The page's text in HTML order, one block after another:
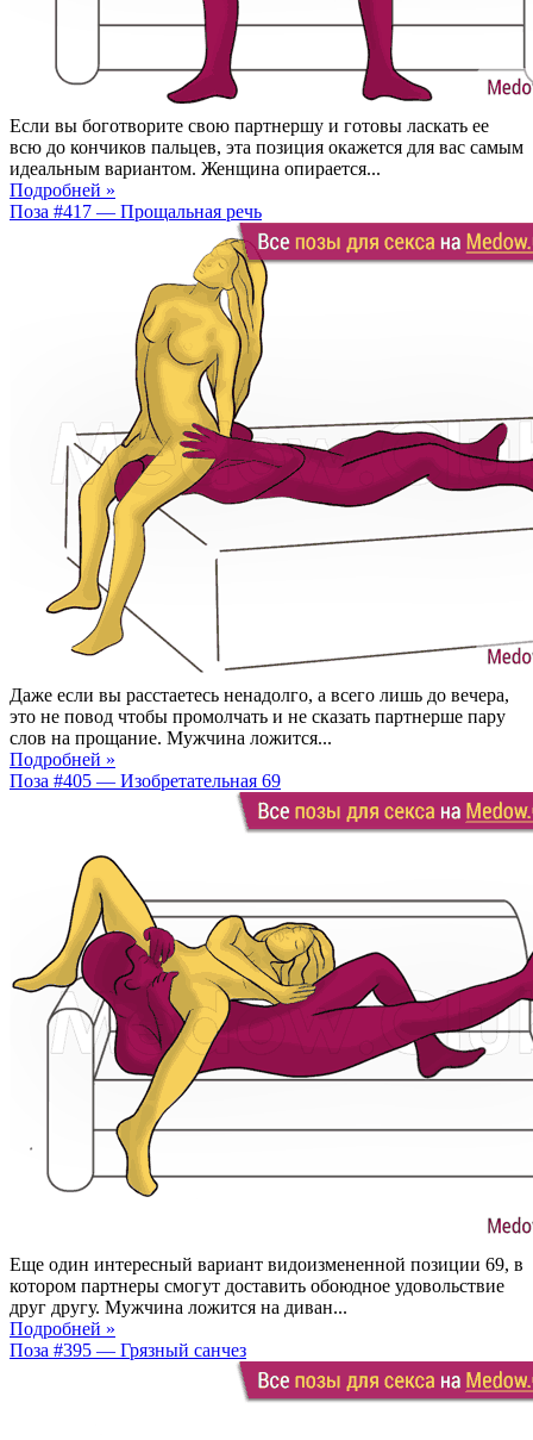
Если вы боготворите свою партнершу и готовы ласкать ее
всю до кончиков пальцев, эта позиция окажется для вас самым
идеальным вариантом. Женщина опирается...
Подробней »
Поза #417 — Прощальная речь
Даже если вы расстаетесь ненадолго, а всего лишь до вечера,
это не повод чтобы промолчать и не сказать партнерше пару
слов на прощание. Мужчина ложится...
Подробней »
Поза #405 — Изобретательная 69
Еще один интересный вариант видоизмененной позиции 69, в
котором партнеры смогут доставить обоюдное удовольствие
друг другу. Мужчина ложится на диван...
Подробней »
Поза #395 — Грязный санчез